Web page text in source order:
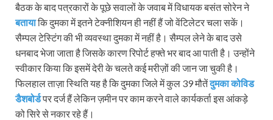
बैठक के बाद पत्रकारों के पूछे सवालों के जवाब में विधायक बसंत सोरेन ने
बतायाकि दुमका में इतने टेक्‍नीशियन ही नहीं हैं जो वेंटिलेटर चला सकें।
सैम्‍पल टेस्टिंग की भी व्‍यवस्‍था दुमका में नहीं है। सैम्‍पल लेने के बाद उसे
धनबाद भेजा जाता है जिसके कारण रिपोर्ट हफ्ते भर बाद आ पाती है। उन्‍होंने
स्‍वीकार किया कि इसमें देरी के चलते कई मरीज़ों की जान जा चुकी है।
फिलहाल ताज़ा स्थिति यह है कि दुमका जिले में कुल 39 मौतेंदुमका कोविड
डैशबोर्डपर दर्ज हैं लेकिन ज़मीन पर काम करने वाले कार्यकर्ता इस आंकड़े
को सिरे से नकार रहे हैं।